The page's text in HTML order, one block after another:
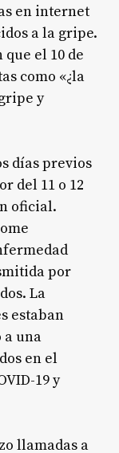
en internet
a la gripe.
el 10 de
como «¿la
y
días previos
del 11 o 12
oficial.
por
La
estaban
a una
en el
19 y
llamadas a